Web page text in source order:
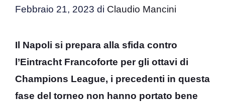
Febbraio 21, 2023 di Claudio Mancini
Il Napoli si prepara alla sfida contro
l’Eintracht Francoforte per gli ottavi di
Champions League, i precedenti in questa
fase del torneo non hanno portato bene